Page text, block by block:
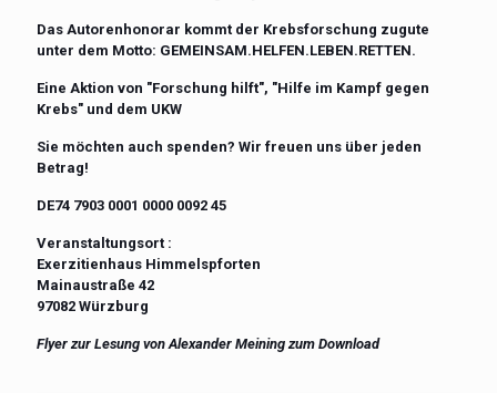
Das Autorenhonorar kommt der Krebsforschung zugute
unter dem Motto: GEMEINSAM.HELFEN.LEBEN.RETTEN.
Eine Aktion von "Forschung hilft", "Hilfe im Kampf gegen
Krebs" und dem UKW
Sie möchten auch spenden? Wir freuen uns über jeden
Betrag!
DE74 7903 0001 0000 0092 45
Veranstaltungsort :
Exerzitienhaus Himmelspforten
Mainaustraße 42
97082 Würzburg
Flyer zur Lesung von Alexander Meining zum Download